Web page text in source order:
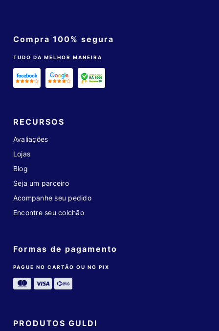
Compra 100% segura
TUDO DA MELHOR MANEIRA
RECURSOS
Avaliações
Lojas
Blog
Seja um parceiro
Acompanhe seu pedido
Encontre seu colchão
Formas de pagamento
PAGUE NO CARTÃO OU NO PIX
PRODUTOS GULDI